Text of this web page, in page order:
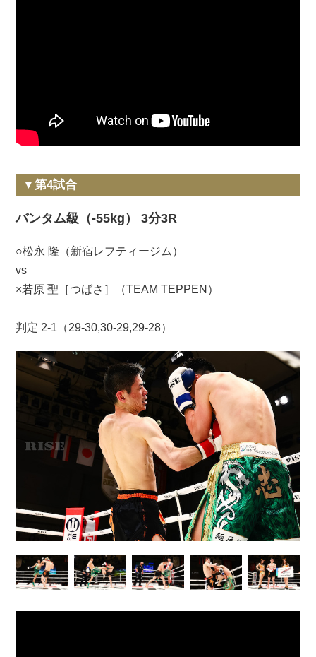
▼第4試合
バンタム級（-55kg） 3分3R
○松永 隆（新宿レフティージム）
vs
×若原 聖［つばさ］（TEAM TEPPEN）
判定 2-1（29-30,30-29,29-28）